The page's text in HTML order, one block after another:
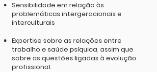
Sensibilidade em relação às
problemáticas intergeracionais e
interculturais
Expertise sobre as relações entre
trabalho e saúde psíquica, assim que
sobre as questões ligadas à evolução
profissional.